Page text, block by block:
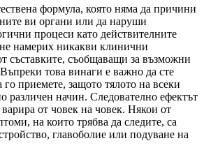
формула, която няма да причини
ви органи или да наруши
процеси като действителните
намерих никакви клинични
съставките, съобщаващи за възможни
това винаги е важно да сте
приемете, защото тялото на всеки
различен начин. Следователно ефектът
от човек на човек. Някои от
на които трябва да следите, са
главоболие или подуване на